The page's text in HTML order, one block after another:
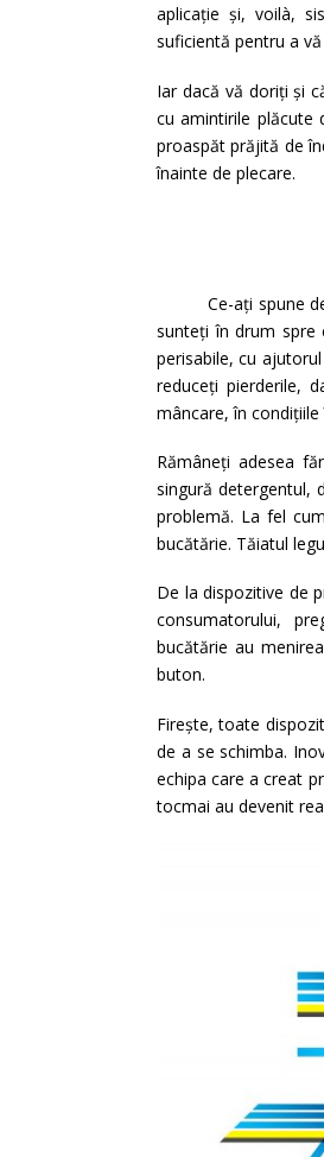
aplicație și, voilà,
suficientă pentru a
Iar dacă vă doriți și
cu amintirile plăcute
proaspăt prăjită de
înainte de plecare.
Ce-ați spune de o
sunteți în drum spre
perisabile, cu
reduceți pierderile,
mâncare, în
Rămâneți adesea
singură detergentul,
problemă. La fel
bucătărie. Tăiatul
De la dispozitive de
consumatorului,
bucătărie au
buton.
Firește, toate
de a se schimba.
echipa care a creat
tocmai au devenit